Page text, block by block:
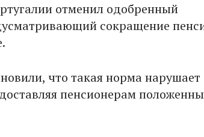
отменил одобренный
сокращение
что такая норма нарушает
пенсионерам